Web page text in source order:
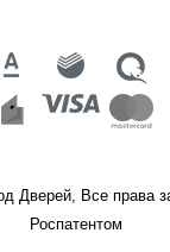
Дверей, Все права
Роспатентом